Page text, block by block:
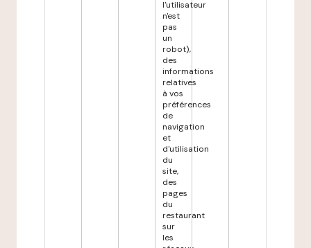
l'utilisateur
n'est
pas
un
robot),
des
informations
relatives
à vos
préférences
de
navigation
et
d'utilisation
du
site,
des
pages
du
restaurant
sur
les